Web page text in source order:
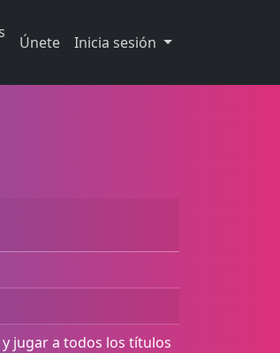
Únete Inicia sesión
jugar a todos los títulos